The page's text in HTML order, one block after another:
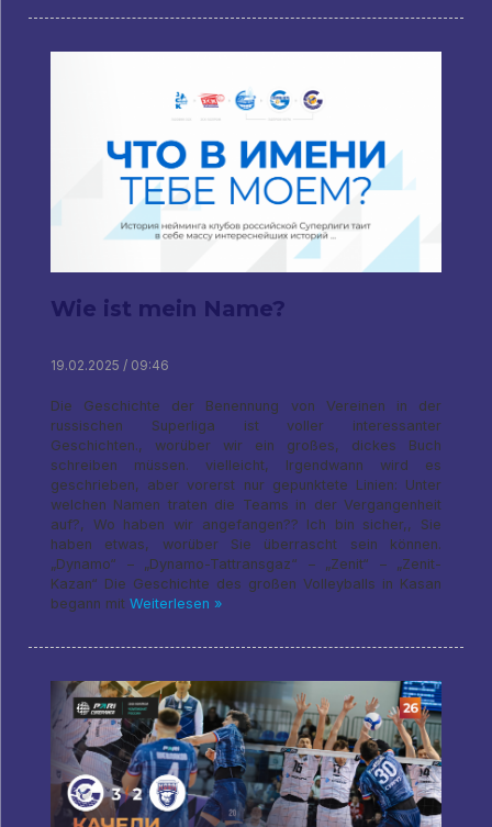
Wie ist mein Name?
19.02.2025 / 09:46
Die Geschichte der Benennung von Vereinen in der
russischen Superliga ist voller interessanter
Geschichten., worüber wir ein großes, dickes Buch
schreiben müssen. vielleicht, Irgendwann wird es
geschrieben, aber vorerst nur gepunktete Linien: Unter
welchen Namen traten die Teams in der Vergangenheit
auf?, Wo haben wir angefangen?? Ich bin sicher,, Sie
haben etwas, worüber Sie überrascht sein können.
„Dynamo“ – „Dynamo-Tattransgaz“ – „Zenit“ – „Zenit-
Kazan“ Die Geschichte des großen Volleyballs in Kasan
begann mit Weiterlesen »